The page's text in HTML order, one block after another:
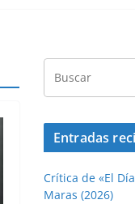
Entradas
Crítica de «El
Maras (2026)